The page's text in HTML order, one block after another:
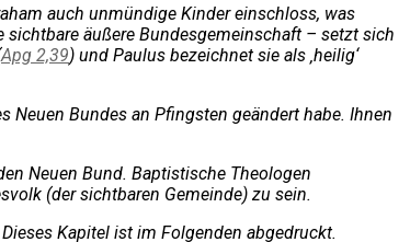
auch unmündige Kinder einschloss, was
äußere Bundesgemeinschaft – setzt sich
Apg 2,39) und Paulus bezeichnet sie als ‚heilig‘
Neuen Bundes an Pfingsten geändert habe. Ihnen
Neuen Bund. Baptistische Theologen
(der sichtbaren Gemeinde) zu sein.
Kapitel ist im Folgenden abgedruckt.